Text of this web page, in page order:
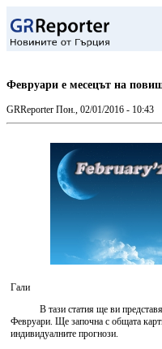
Февруари е месецът на
GRReporter Пон., 02/01/2016 - 10:43
Гали
В тази статия ще ви представя
Февруари. Ще започна с общата
индивидуалните прогнози.